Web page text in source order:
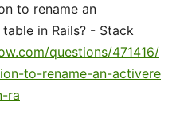
to rename an
in Rails? - Stack
questions/471416/
to-rename-an-activere
ra